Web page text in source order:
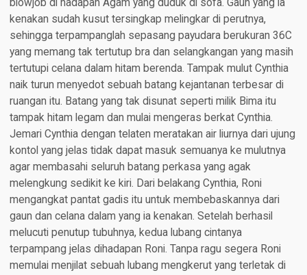
blowjob di hadapan Agam yang duduk di sofa. Gaun yang ia
kenakan sudah kusut tersingkap melingkar di perutnya,
sehingga terpampanglah sepasang payudara berukuran 36C
yang memang tak tertutup bra dan selangkangan yang masih
tertutupi celana dalam hitam berenda. Tampak mulut Cynthia
naik turun menyedot sebuah batang kejantanan terbesar di
ruangan itu. Batang yang tak disunat seperti milik Bima itu
tampak hitam legam dan mulai mengeras berkat Cynthia.
Jemari Cynthia dengan telaten meratakan air liurnya dari ujung
kontol yang jelas tidak dapat masuk semuanya ke mulutnya
agar membasahi seluruh batang perkasa yang agak
melengkung sedikit ke kiri. Dari belakang Cynthia, Roni
mengangkat pantat gadis itu untuk membebaskannya dari
gaun dan celana dalam yang ia kenakan. Setelah berhasil
melucuti penutup tubuhnya, kedua lubang cintanya
terpampang jelas dihadapan Roni. Tanpa ragu segera Roni
memulai menjilat sebuah lubang mengkerut yang terletak di